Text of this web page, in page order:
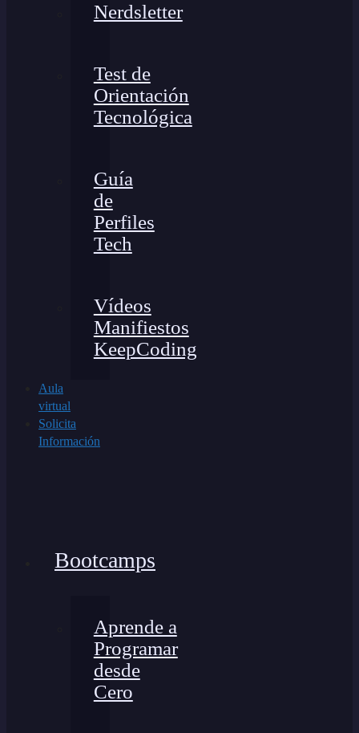
Nerdsletter
Test de
Orientación
Tecnológica
Guía
de
Perfiles
Tech
Vídeos
Manifiestos
KeepCoding
Aula
virtual
Solicita
Información
Bootcamps
Aprende a
Programar
desde
Cero